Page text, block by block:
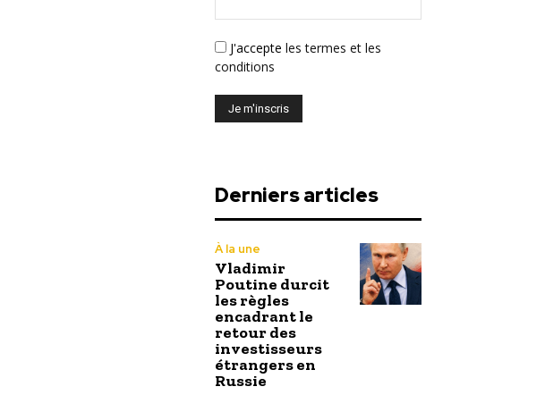
J'accepte les termes et les
conditions
Derniers articles
À la une
Vladimir
Poutine durcit
les règles
encadrant le
retour des
investisseurs
étrangers en
Russie